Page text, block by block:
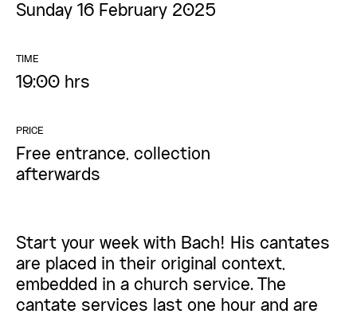
Sunday 16 February 2025
TIME
19:00 hrs
PRICE
Free entrance, collection
afterwards
Start your week with Bach! His cantates
are placed in their original context,
embedded in a church service. The
cantate services last one hour and are